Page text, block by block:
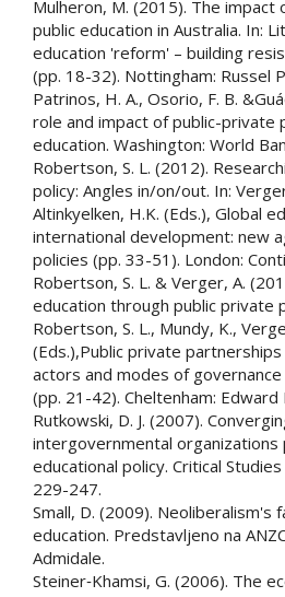
Mulheron, M. (2015). The impact
public education in Australia. In:
education 'reform' – building
(pp. 18-32). Nottingham: Russel
Patrinos, H. A., Osorio, F. B.
role and impact of public-private
education. Washington: World
Robertson, S. L. (2012).
policy: Angles in/on/out. In:
Altinkyelken, H.K. (Eds.), Global
international development: new
policies (pp. 33-51). London:
Robertson, S. L. & Verger, A.
education through public private
Robertson, S. L., Mundy, K.,
(Eds.),Public private
actors and modes of
(pp. 21-42). Cheltenham: Edward
Rutkowski, D. J. (2007).
intergovernmental
educational policy. Critical
229-247.
Small, D. (2009). Neoliberalism's
education. Predstavljeno na
Admidale.
Steiner‐Khamsi, G. (2006). The